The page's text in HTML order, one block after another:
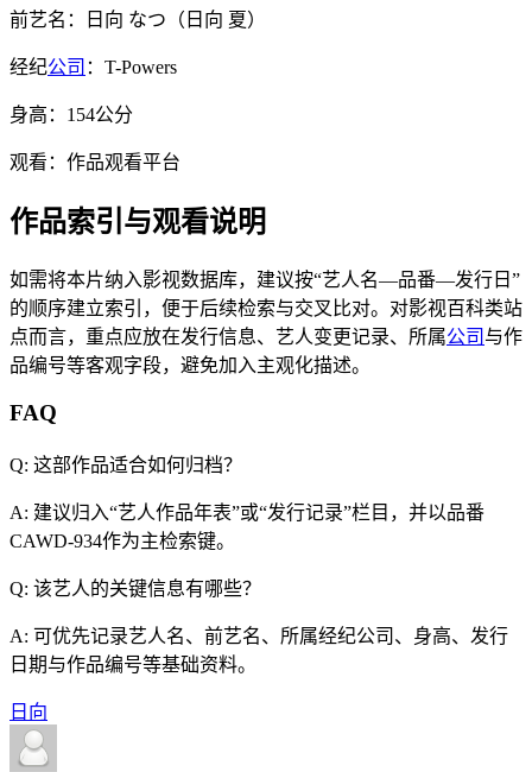
前艺名：日向 なつ（日向 夏）
经纪公司 ：T-Powers
身高：154公分
观看：作品观看平台
作品索引与观看说明
如需将本片纳入影视数据库，建议按“艺人名—品番—发行日”
的顺序建立索引，便于后续检索与交叉比对。对影视百科类站
点而言，重点应放在发行信息、艺人变更记录、所属公司 与作
品编号等客观字段，避免加入主观化描述。
FAQ
Q: 这部作品适合如何归档？
A: 建议归入“艺人作品年表”或“发行记录”栏目，并以品番
CAWD-934作为主检索键。
Q: 该艺人的关键信息有哪些？
A: 可优先记录艺人名、前艺名、所属经纪公司、身高、发行
日期与作品编号等基础资料。
日向